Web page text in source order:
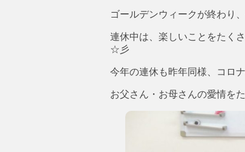
ゴールデンウィークが終わり
連休中は、楽しいことをたく
☆彡
今年の連休も昨年同様、コロ
お父さん・お母さんの愛情を